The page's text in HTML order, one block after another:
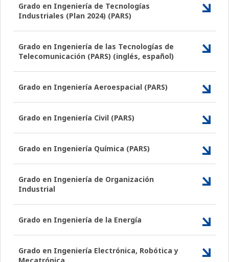
Grado en Ingeniería de Tecnologías
Industriales (Plan 2024) (PARS)
Grado en Ingeniería de las Tecnologías de
Telecomunicación (PARS) (inglés, español)
Grado en Ingeniería Aeroespacial (PARS)
Grado en Ingeniería Civil (PARS)
Grado en Ingeniería Química (PARS)
Grado en Ingeniería de Organización
Industrial
Grado en Ingeniería de la Energía
Grado en Ingeniería Electrónica, Robótica y
Mecatrónica